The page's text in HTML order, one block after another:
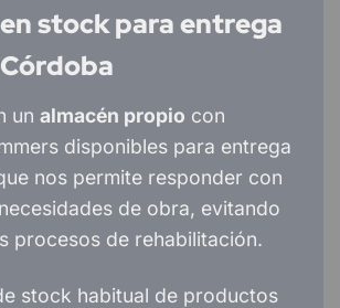
stock para entrega
un almacén propio con
disponibles para entrega
nos permite responder con
de obra, evitando
procesos de rehabilitación.
stock habitual de productos